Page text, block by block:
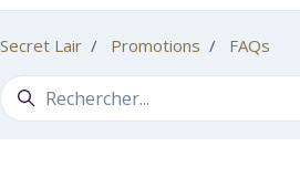
Secret Lair Promotions FAQs
Recherche